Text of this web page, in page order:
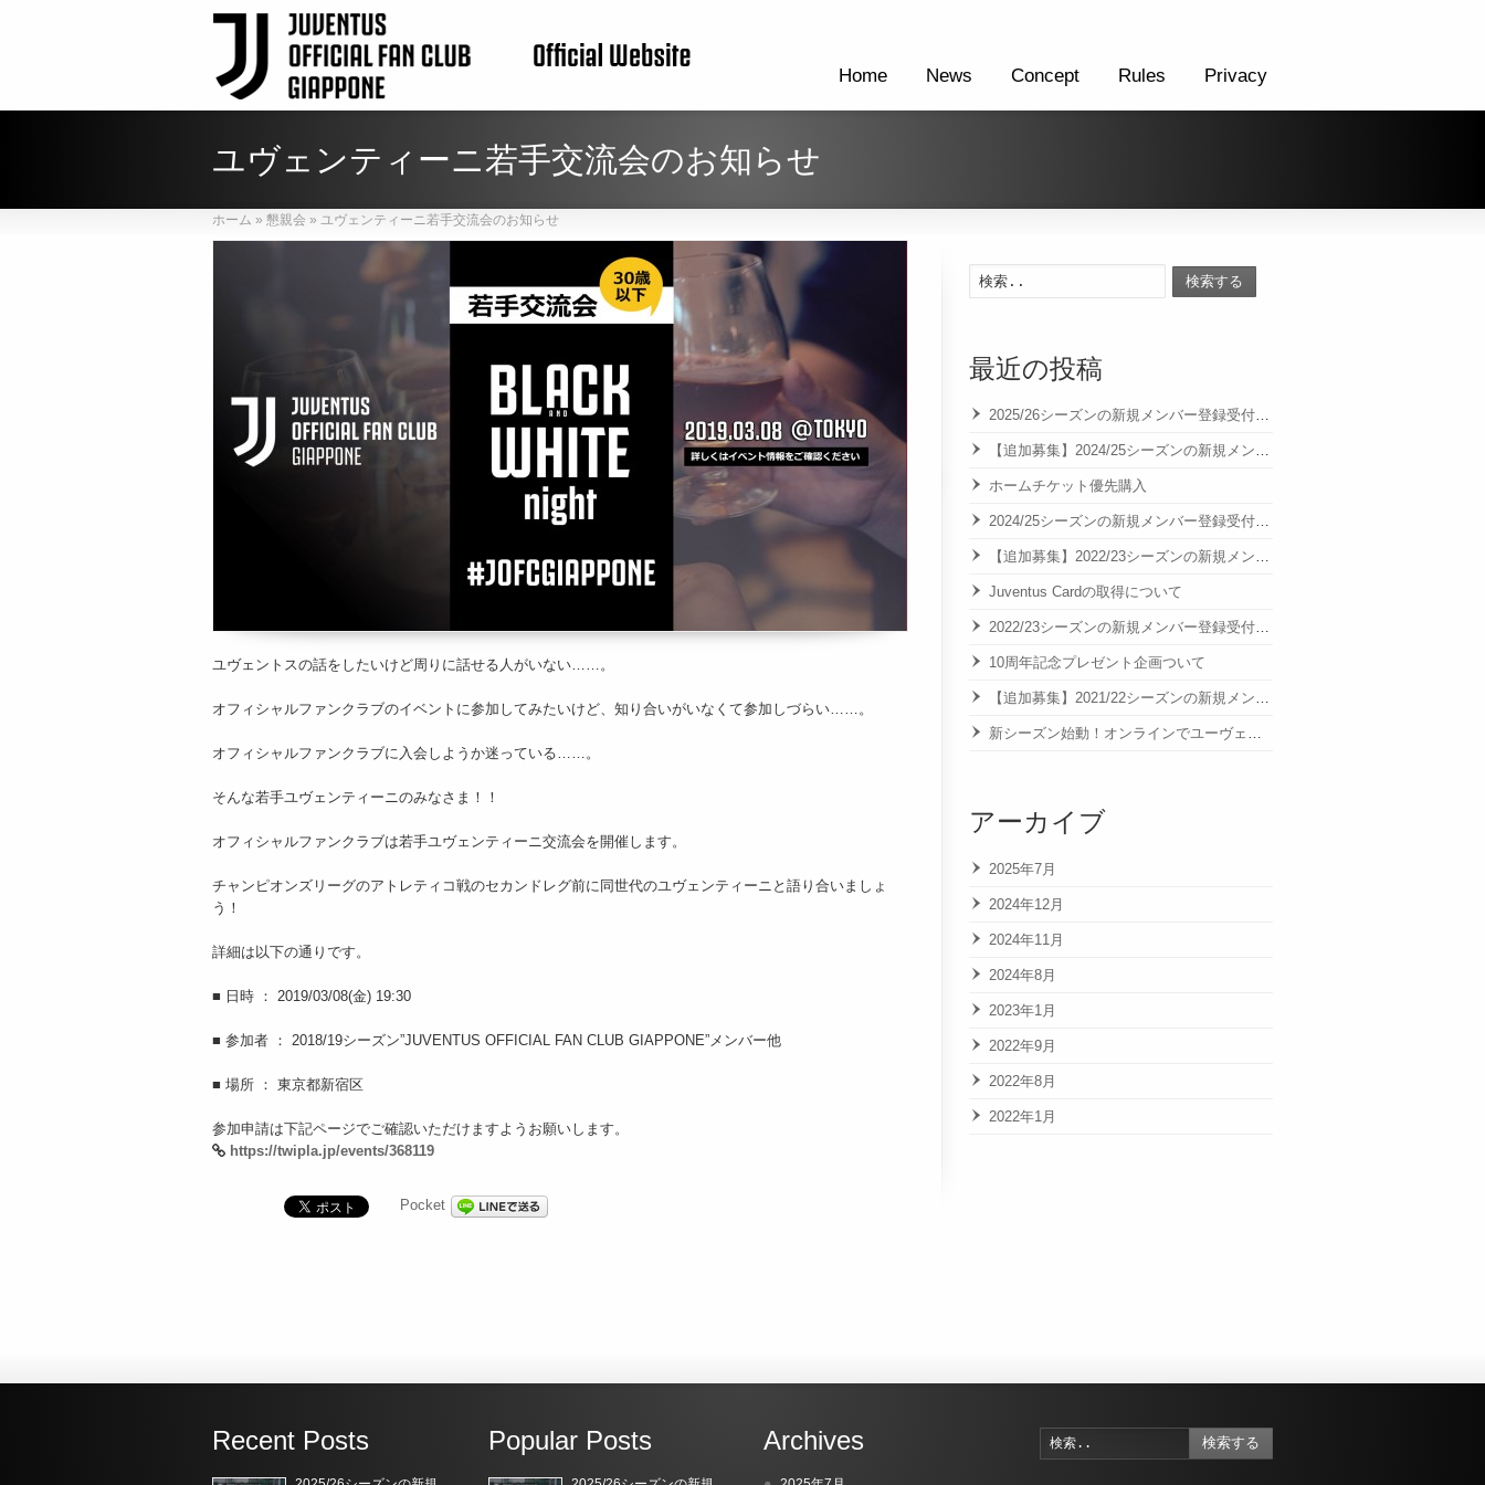
Home News Concept Rules Privacy
ユヴェンティーニ若手交流会のお知らせ
ホーム » 懇親会 » ユヴェンティーニ若手交流会のお知らせ
ユヴェントスの話をしたいけど周りに話せる人がいない……。
オフィシャルファンクラブのイベントに参加してみたいけど、知り合いがいなくて参加しづらい……。
オフィシャルファンクラブに入会しようか迷っている……。
そんな若手ユヴェンティーニのみなさま！！
オフィシャルファンクラブは若手ユヴェンティーニ交流会を開催します。
チャンピオンズリーグのアトレティコ戦のセカンドレグ前に同世代のユヴェンティーニと語り合いましょ
う！
詳細は以下の通りです。
■ 日時 ： 2019/03/08(金) 19:30
■ 参加者 ： 2018/19シーズン”JUVENTUS OFFICIAL FAN CLUB GIAPPONE”メンバー他
■ 場所 ： 東京都新宿区
参加申請は下記ページでご確認いただけますようお願いします。
https://twipla.jp/events/368119
Pocket
検索する
最近の投稿
2025/26シーズンの新規メンバー登録受付について
【追加募集】2024/25シーズンの新規メンバー登録受付について
ホームチケット優先購入
2024/25シーズンの新規メンバー登録受付について
【追加募集】2022/23シーズンの新規メンバー登録受付について
Juventus Cardの取得について
2022/23シーズンの新規メンバー登録受付について
10周年記念プレゼント企画ついて
【追加募集】2021/22シーズンの新規メンバー登録受付について
新シーズン始動！オンラインでユーヴェを語ろう！参加者募集
アーカイブ
2025年7月
2024年12月
2024年11月
2024年8月
2023年1月
2022年9月
2022年8月
2022年1月
Recent Posts Popular Posts Archives 検索する